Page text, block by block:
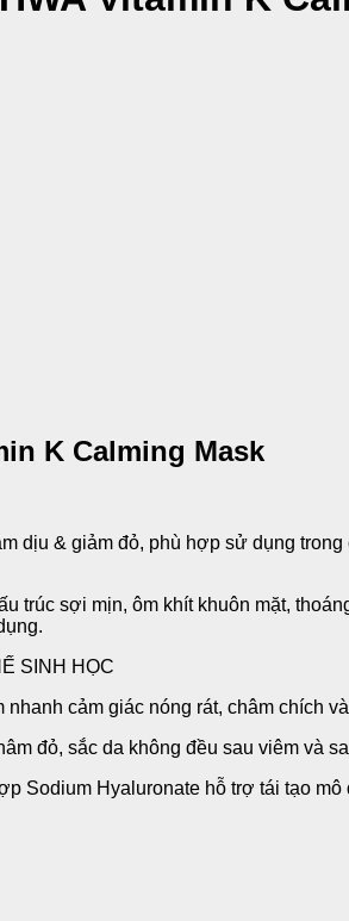
K Calming Mask
dịu & giảm đỏ, phù hợp sử dụng
sợi mịn, ôm khít khuôn mặt,
SINH HỌC
cảm giác nóng rát, châm chích
đỏ, sắc da không đều sau viêm và
Sodium Hyaluronate hỗ trợ tái tạo